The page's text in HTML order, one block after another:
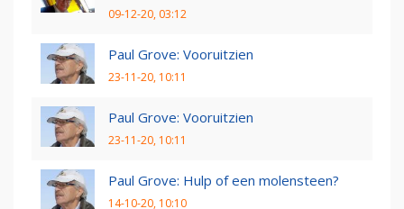
09-12-20, 03:12
Paul Grove: Vooruitzien
23-11-20, 10:11
Paul Grove: Vooruitzien
23-11-20, 10:11
Paul Grove: Hulp of een molensteen?
14-10-20, 10:10